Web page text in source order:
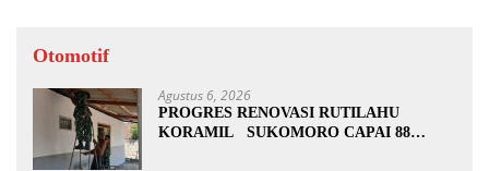
Otomotif
Agustus 6, 2026
PROGRES RENOVASI RUTILAHU
KORAMIL SUKOMORO CAPAI 88